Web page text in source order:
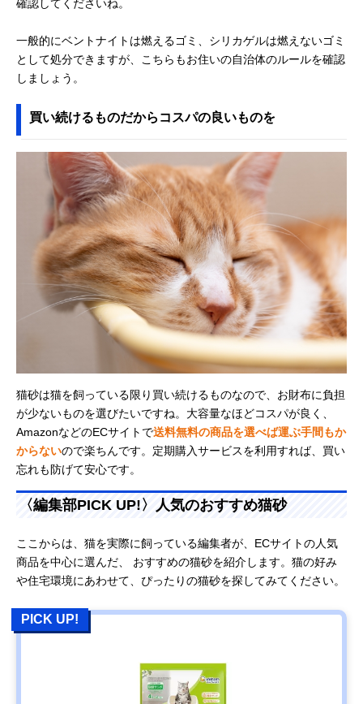
確認してくださいね。
一般的にベントナイトは燃えるゴミ、シリカゲルは燃えないゴミ
として処分できますが、こちらもお住いの自治体のルールを確認
しましょう。
買い続けるものだからコスパの良いものを
猫砂は猫を飼っている限り買い続けるものなので、お財布に負担
が少ないものを選びたいですね。大容量なほどコスパが良く、
AmazonなどのECサイトで送料無料の商品を選べば運ぶ手間もか
からないので楽ちんです。定期購入サービスを利用すれば、買い
忘れも防げて安心です。
〈編集部PICK UP!〉人気のおすすめ猫砂
ここからは、猫を実際に飼っている編集者が、ECサイトの人気
商品を中心に選んだ、 おすすめの猫砂を紹介します。猫の好み
や住宅環境にあわせて、ぴったりの猫砂を探してみてください。
PICK UP!